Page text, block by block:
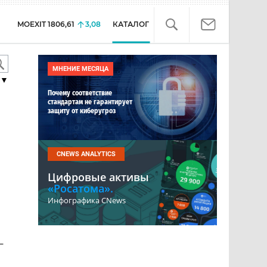
MOEXIT 1806,61 3,08 КАТАЛОГ
▼
МНЕНИЕ МЕСЯЦА
Почему соответствие
стандартам не гарантирует
защиту от киберугроз
CNEWS ANALYTICS
Цифровые активы
«Росатома».
Инфографика CNews